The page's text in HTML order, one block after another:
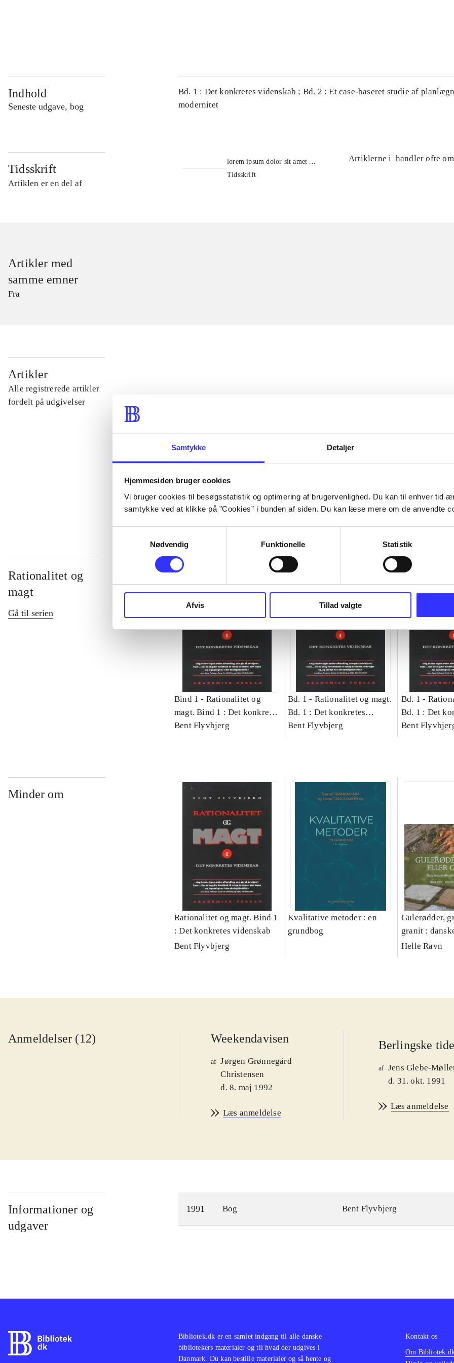
Samtykke Detaljer
Hjemmesiden bruger cookies
Vi bruger cookies til besøgsstatistik og optimering af brugervenlighed. Du kan til enhver tid
samtykke ved at klikke på ”Cookies” i bunden af siden. Du kan læse mere om de anvendte
Nødvendig
Funktionelle Statistik
Afvis Tillad valgte
Indhold
Seneste udgave, bog
Bd. 1 : Det konkretes videnskab ; Bd. 2 : Et case-baseret studie af
modernitet
Tidsskrift
Artiklen er en del af
lorem ipsum dolor sit amet ...
Tidsskrift
Artiklerne i handler ofte om
Artikler med
samme emner
Fra
Artikler
Alle registrerede artikler
fordelt på udgivelser
...
...
...
Rationalitet og
magt
Gå til serien
Bind 1 - Rationalitet og
magt. Bind 1 : Det konkretes
videnskab
Bent Flyvbjerg
Bd. 1 - Rationalitet og magt.
Bd. 1 : Det konkretes
videnskab
Bent Flyvbjerg
Bd. 1 -
Bd. 1 : Det
videnskab
Bent
Minder om
Rationalitet og magt. Bind 1
: Det konkretes videnskab
Bent Flyvbjerg
Kvalitative metoder : en
grundbog
Gulerødder,
granit :
Helle Ravn
Anmeldelser (12) Weekendavisen
af Jørgen Grønnegård
Christensen
d. 8. maj 1992
Læs anmeldelse
Berlingske
af Jens Glebe-
d. 31. okt. 1991
Læs anmeldelse
Informationer og
udgaver
1991 Bog Bent Flyvbjerg
Bibliotek.dk er en samlet indgang til alle danske
bibliotekers materialer og til hvad der udgives i
Danmark. Du kan bestille materialer og så hente og
Kontakt os
Om